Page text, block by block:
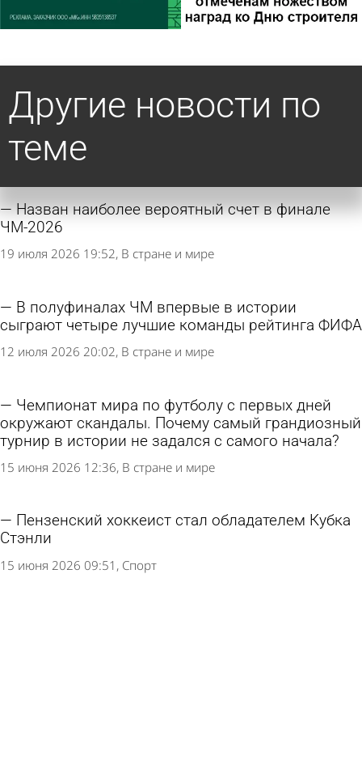
Другие новости по
теме
Назван наиболее вероятный счет в финале
ЧМ-2026
19 июля 2026 19:52 В стране и мире
В полуфиналах ЧМ впервые в истории
сыграют четыре лучшие команды рейтинга ФИФА
12 июля 2026 20:02 В стране и мире
Чемпионат мира по футболу с первых дней
окружают скандалы. Почему самый грандиозный
турнир в истории не задался с самого начала?
15 июня 2026 12:36 В стране и мире
Пензенский хоккеист стал обладателем Кубка
Стэнли
15 июня 2026 09:51 Спорт